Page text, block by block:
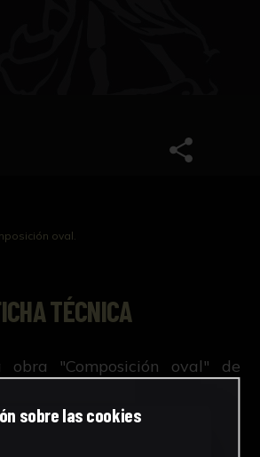
oval.
TÉCNICA
"Composición oval" de
sobre las cookies